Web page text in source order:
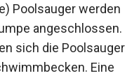
Poolsauger werden
angeschlossen.
sich die Poolsauger
Eine